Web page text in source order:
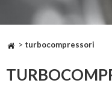
> turbocompressori